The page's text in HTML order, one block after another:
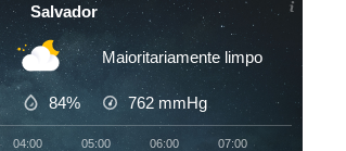
Salvador
Maioritariamente limpo
84% 762 mmHg
04:00 05:00 06:00 07:00